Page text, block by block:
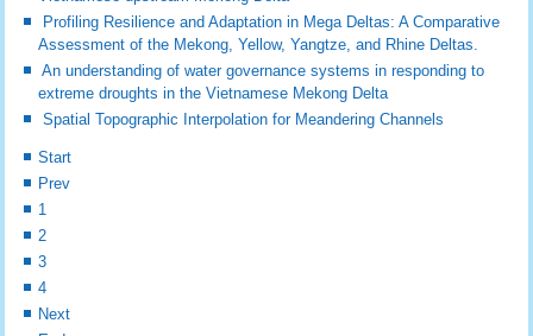
Profiling Resilience and Adaptation in Mega Deltas: A Comparative
Assessment of the Mekong, Yellow, Yangtze, and Rhine Deltas.
An understanding of water governance systems in responding to
extreme droughts in the Vietnamese Mekong Delta
Spatial Topographic Interpolation for Meandering Channels
Start
Prev
1
2
3
4
Next